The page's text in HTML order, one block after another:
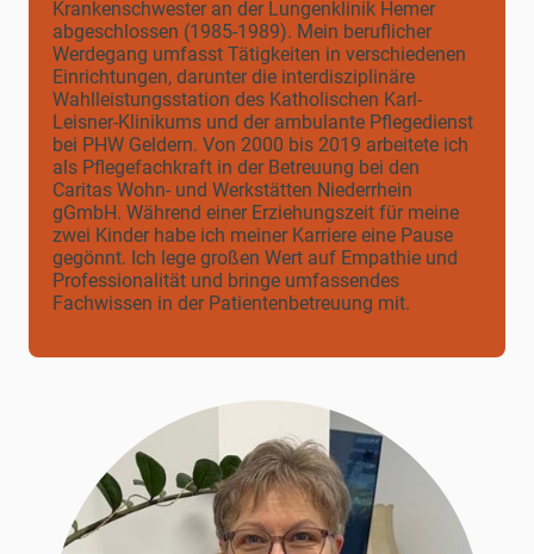
Krankenschwester an der Lungenklinik Hemer
abgeschlossen (1985-1989). Mein beruflicher
Werdegang umfasst Tätigkeiten in verschiedenen
Einrichtungen, darunter die interdisziplinäre
Wahlleistungsstation des Katholischen Karl-
Leisner-Klinikums und der ambulante Pflegedienst
bei PHW Geldern. Von 2000 bis 2019 arbeitete ich
als Pflegefachkraft in der Betreuung bei den
Caritas Wohn- und Werkstätten Niederrhein
gGmbH. Während einer Erziehungszeit für meine
zwei Kinder habe ich meiner Karriere eine Pause
gegönnt. Ich lege großen Wert auf Empathie und
Professionalität und bringe umfassendes
Fachwissen in der Patientenbetreuung mit.